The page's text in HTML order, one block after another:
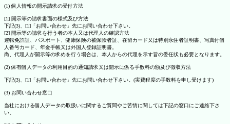
(1) 個人情報の開示請求の受付方法
[1] 開示等の請求書面の様式及び方法
下記(3)、[1]「お問い合わせ」先にお問い合わせ下さい。
[2] 開示等の請求を行う者の本人又は代理人の確認方法
運転免許証、パスポート、健康保険の被保険者証、在留カード又は特別永住者証明書、写真付個
人番号カード、年金手帳又は外国人登録証明書。
尚、代理人が開示等の求めを行う場合は、本人からの代理を示す旨の委任状も必要となります。
(2) 保有個人データの利用目的の通知請求又は開示に係る手数料の額及び徴収方法
下記(3)、[1]「お問い合わせ」先にお問い合わせ下さい。(実費程度の手数料を申し受けます)
(3) お問い合わせ窓口
当社における個人データの取扱いに関するご質問やご苦情に関しては下記の窓口にご連絡下さ
い。